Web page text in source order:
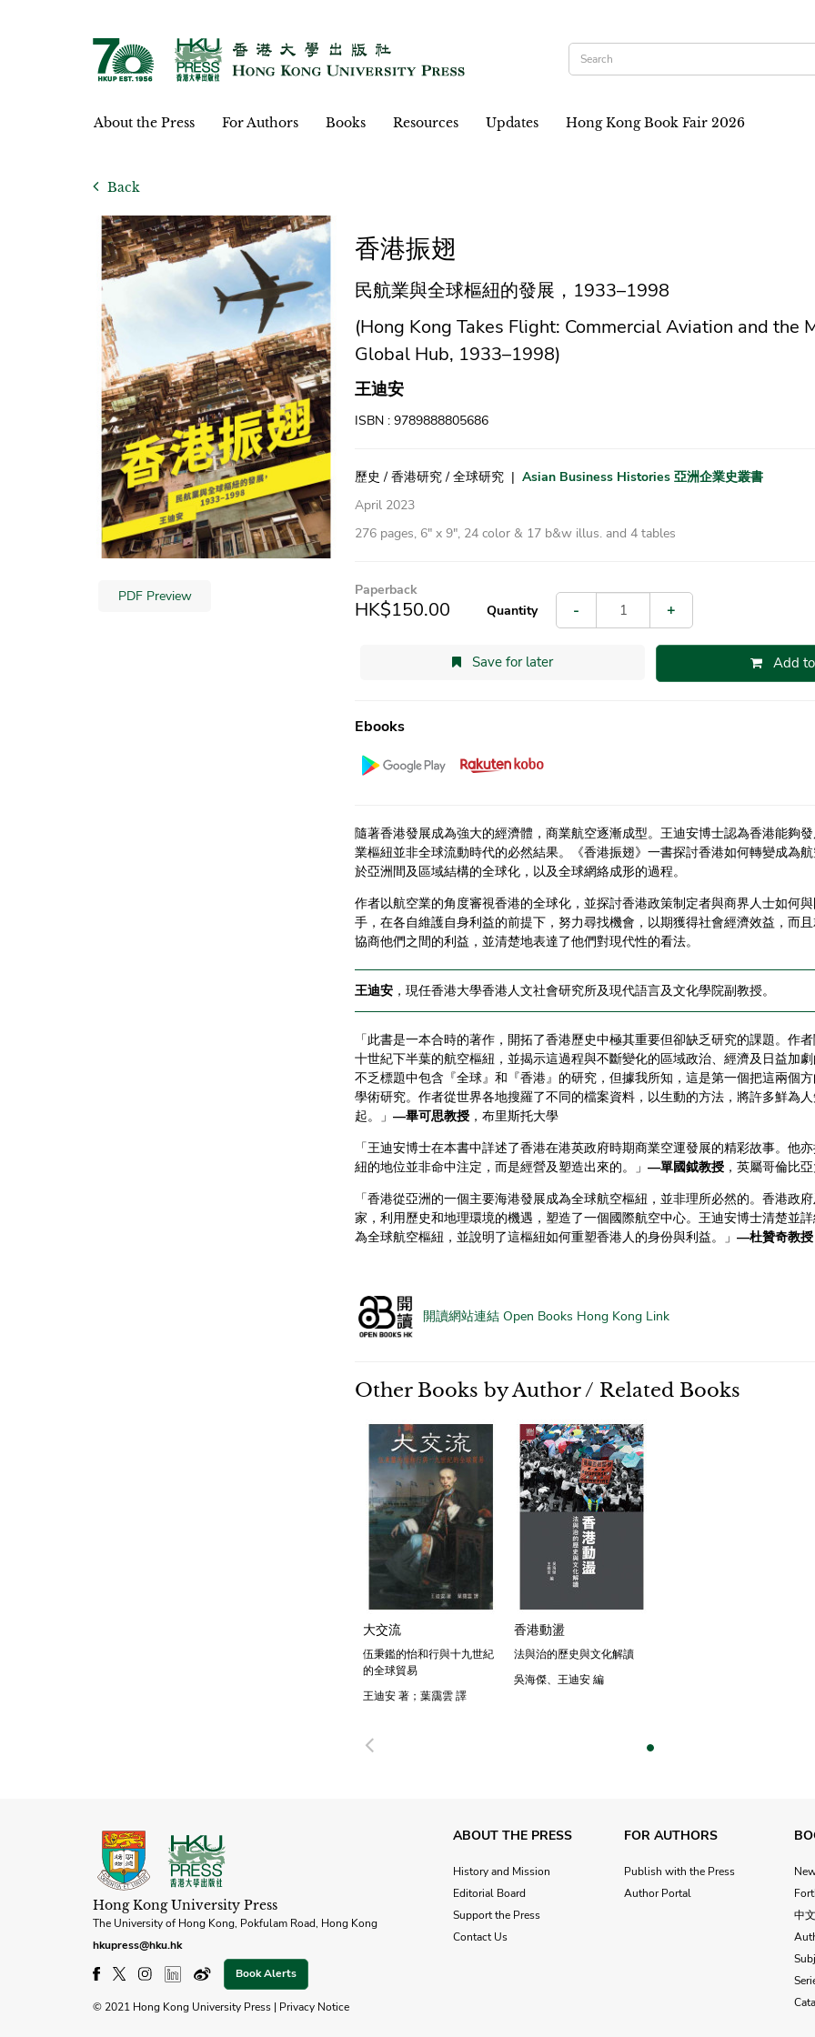
About the Press For Authors Books Resources Updates Hong Kong Book Fair 2026
Back
PDF Preview
香港振翅
民航業與全球樞紐的發展，1933–1998
(Hong Kong Takes Flight: Commercial Aviation and the
Global Hub, 1933–1998)
王迪安
ISBN : 9789888805686
歷史 / 香港研究 / 全球研究 | Asian Business Histories 亞洲企業史叢書
April 2023
276 pages, 6″ x 9″, 24 color & 17 b&w illus. and 4 tables
Paperback
HK$150.00 Quantity - +
Save for later Add
Ebooks
隨著香港發展成為強大的經濟體，商業航空逐漸成型。王迪安博士認為香港能夠
業樞紐並非全球流動時代的必然結果。《香港振翅》一書探討香港如何轉變成為
於亞洲間及區域結構的全球化，以及全球網絡成形的過程。
作者以航空業的角度審視香港的全球化，並探討香港政策制定者與商界人士如何
手，在各自維護自身利益的前提下，努力尋找機會，以期獲得社會經濟效益，而
協商他們之間的利益，並清楚地表達了他們對現代性的看法。
王迪安 ，現任香港大學香港人文社會研究所及現代語言及文化學院副教授。
「此書是一本合時的著作，開拓了香港歷史中極其重要但卻缺乏研究的課題。作
十世紀下半葉的航空樞紐，並揭示這過程與不斷變化的區域政治、經濟及日益加
不乏標題中包含『全球』和『香港』的研究，但據我所知，這是第一個把這兩個
學術研究。作者從世界各地搜羅了不同的檔案資料，以生動的方法，將許多鮮為
起。」 —畢可思教授 ，布里斯托大學
「王迪安博士在本書中詳述了香港在港英政府時期商業空運發展的精彩故事。他
紐的地位並非命中注定，而是經營及塑造出來的。」 —單國鉞教授 ，英屬哥倫比
「香港從亞洲的一個主要海港發展成為全球航空樞紐，並非理所必然的。香港政
家，利用歷史和地理環境的機遇，塑造了一個國際航空中心。王迪安博士清楚並
為全球航空樞紐，並說明了這樞紐如何重塑香港人的身份與利益。」 —杜贊奇教授
開讀網站連結 Open Books Hong Kong Link
Other Books by Author / Related Books
大交流
伍秉鑑的怡和行與十九世紀
的全球貿易
王迪安 著；葉靄雲 譯
香港動盪
法與治的歷史與文化解讀
吳海傑、王迪安 編
Previous
Hong Kong University Press
The University of Hong Kong, Pokfulam Road, Hong Kong
hkupress@hku.hk
Book Alerts
© 2021 Hong Kong University Press | Privacy Notice
ABOUT THE PRESS
History and Mission
Editorial Board
Support the Press
Contact Us
FOR AUTHORS
Publish with the Press
Author Portal
中